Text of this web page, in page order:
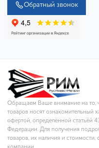
Обратный звонок
Обращаем Ваше внимание на то,
товаров носят ознакомительный
офертой, определённой статьёй
Федерации. Для получения
товаров, их наличия и